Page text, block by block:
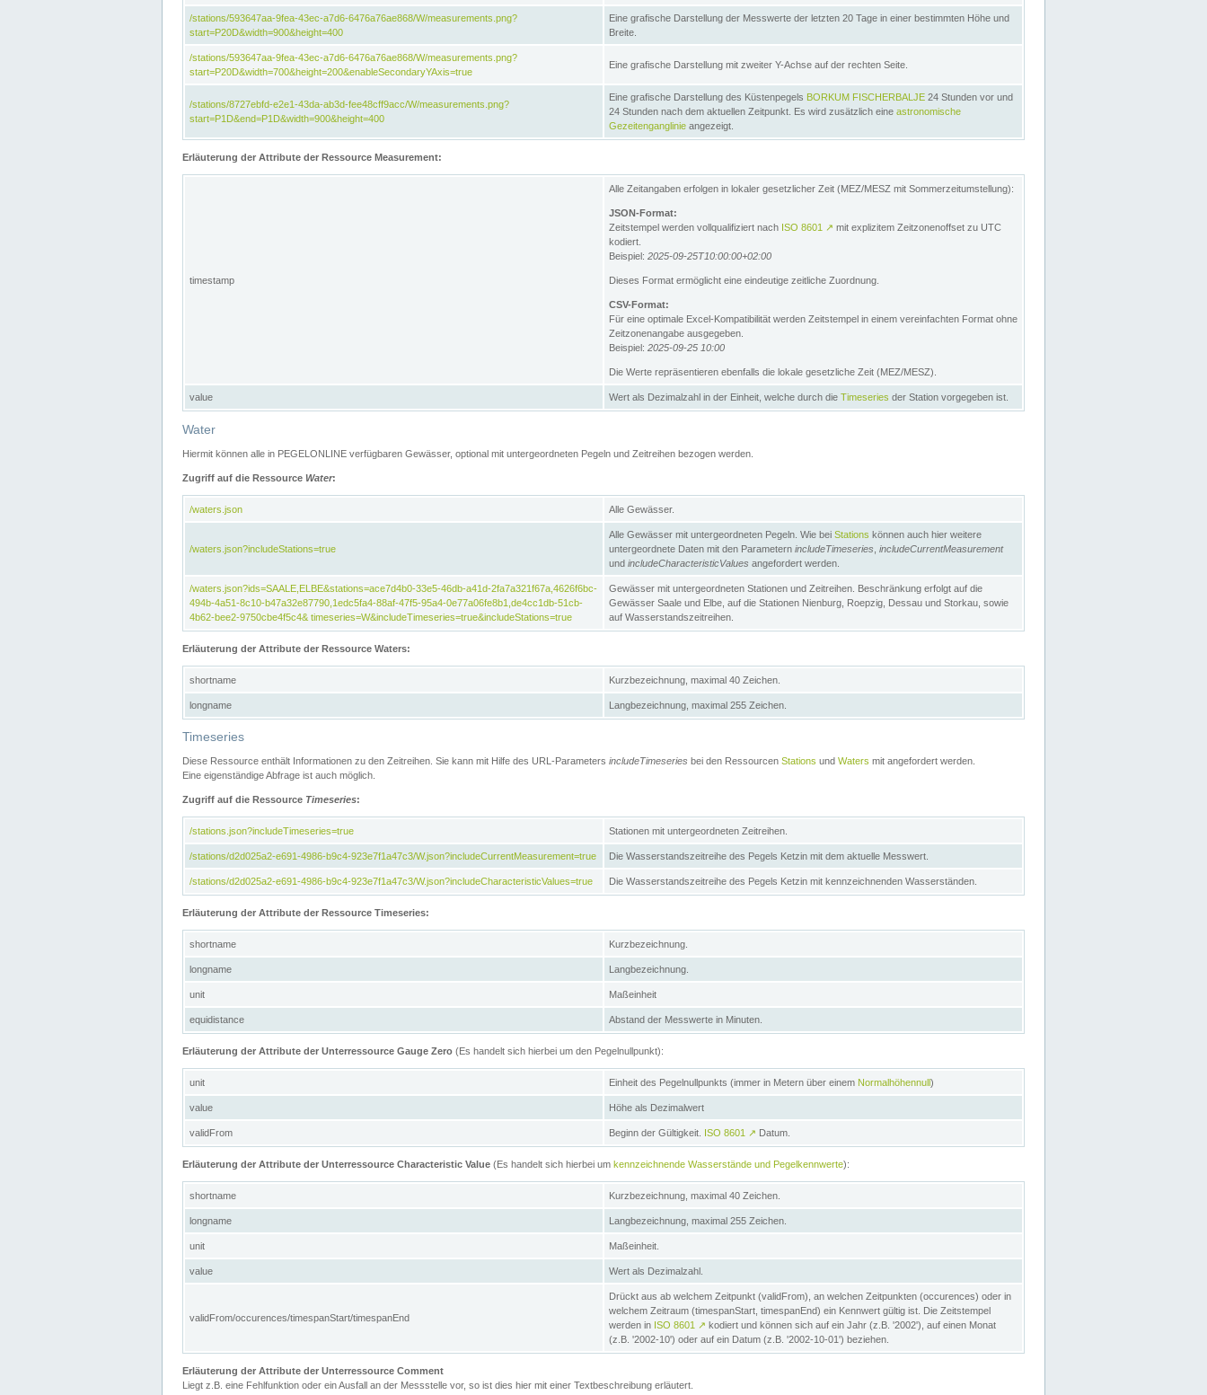
/stations/593647aa-9fea-43ec-a7d6-6476a76ae868/W/measurements.png?
start=P20D&width=900&height=400
Eine grafische Darstellung der Messwerte der letzten 20 Tage in einer bestimmten Höhe und
Breite.
/stations/593647aa-9fea-43ec-a7d6-6476a76ae868/W/measurements.png?
start=P20D&width=700&height=200&enableSecondaryYAxis=true
Eine grafische Darstellung mit zweiter Y-Achse auf der rechten Seite.
/stations/8727ebfd-e2e1-43da-ab3d-fee48cff9acc/W/measurements.png?
start=P1D&end=P1D&width=900&height=400
Eine grafische Darstellung des Küstenpegels BORKUM FISCHERBALJE 24 Stunden vor und
24 Stunden nach dem aktuellen Zeitpunkt. Es wird zusätzlich eine astronomische
Gezeitenganglinie angezeigt.
Erläuterung der Attribute der Ressource Measurement:
timestamp
Alle Zeitangaben erfolgen in lokaler gesetzlicher Zeit (MEZ/MESZ mit Sommerzeitumstellung):
JSON-Format:
Zeitstempel werden vollqualifiziert nach ISO 8601 ↗ mit explizitem Zeitzonenoffset zu UTC
kodiert.
Beispiel: 2025-09-25T10:00:00+02:00
Dieses Format ermöglicht eine eindeutige zeitliche Zuordnung.
CSV-Format:
Für eine optimale Excel-Kompatibilität werden Zeitstempel in einem vereinfachten Format ohne
Zeitzonenangabe ausgegeben.
Beispiel: 2025-09-25 10:00
Die Werte repräsentieren ebenfalls die lokale gesetzliche Zeit (MEZ/MESZ).
value Wert als Dezimalzahl in der Einheit, welche durch die Timeseries der Station vorgegeben ist.
Water
Hiermit können alle in PEGELONLINE verfügbaren Gewässer, optional mit untergeordneten Pegeln und Zeitreihen bezogen werden.
Zugriff auf die Ressource Water:
/waters.json Alle Gewässer.
/waters.json?includeStations=true
Alle Gewässer mit untergeordneten Pegeln. Wie bei Stations können auch hier weitere
untergeordnete Daten mit den Parametern includeTimeseries includeCurrentMeasurement
und includeCharacteristicValues angefordert werden.
/waters.json?ids=SAALE,ELBE&stations=ace7d4b0-33e5-46db-a41d-2fa7a321f67a,4626f6bc-
494b-4a51-8c10-b47a32e87790,1edc5fa4-88af-47f5-95a4-0e77a06fe8b1,de4cc1db-51cb-
4b62-bee2-9750cbe4f5c4& timeseries=W&includeTimeseries=true&includeStations=true
Gewässer mit untergeordneten Stationen und Zeitreihen. Beschränkung erfolgt auf die
Gewässer Saale und Elbe, auf die Stationen Nienburg, Roepzig, Dessau und Storkau, sowie
auf Wasserstandszeitreihen.
Erläuterung der Attribute der Ressource Waters:
shortname Kurzbezeichnung, maximal 40 Zeichen.
longname Langbezeichnung, maximal 255 Zeichen.
Timeseries
Diese Ressource enthält Informationen zu den Zeitreihen. Sie kann mit Hilfe des URL-Parameters includeTimeseries bei den Ressourcen Stations und Waters mit angefordert werden.
Eine eigenständige Abfrage ist auch möglich.
Zugriff auf die Ressource Timeseries:
/stations.json?includeTimeseries=true Stationen mit untergeordneten Zeitreihen.
/stations/d2d025a2-e691-4986-b9c4-923e7f1a47c3/W.json?includeCurrentMeasurement=true Die Wasserstandszeitreihe des Pegels Ketzin mit dem aktuelle Messwert.
/stations/d2d025a2-e691-4986-b9c4-923e7f1a47c3/W.json?includeCharacteristicValues=true Die Wasserstandszeitreihe des Pegels Ketzin mit kennzeichnenden Wasserständen.
Erläuterung der Attribute der Ressource Timeseries:
shortname Kurzbezeichnung.
longname Langbezeichnung.
unit Maßeinheit
equidistance Abstand der Messwerte in Minuten.
Erläuterung der Attribute der Unterressource Gauge Zero (Es handelt sich hierbei um den Pegelnullpunkt):
unit Einheit des Pegelnullpunkts (immer in Metern über einem Normalhöhennull )
value Höhe als Dezimalwert
validFrom Beginn der Gültigkeit. ISO 8601 ↗ Datum.
Erläuterung der Attribute der Unterressource Characteristic Value (Es handelt sich hierbei um kennzeichnende Wasserstände und Pegelkennwerte):
shortname Kurzbezeichnung, maximal 40 Zeichen.
longname Langbezeichnung, maximal 255 Zeichen.
unit Maßeinheit.
value Wert als Dezimalzahl.
validFrom/occurences/timespanStart/timespanEnd
Drückt aus ab welchem Zeitpunkt (validFrom), an welchen Zeitpunkten (occurences) oder in
welchem Zeitraum (timespanStart, timespanEnd) ein Kennwert gültig ist. Die Zeitstempel
werden in ISO 8601 ↗ kodiert und können sich auf ein Jahr (z.B. '2002'), auf einen Monat
(z.B. '2002-10') oder auf ein Datum (z.B. '2002-10-01') beziehen.
Erläuterung der Attribute der Unterressource Comment
Liegt z.B. eine Fehlfunktion oder ein Ausfall an der Messstelle vor, so ist dies hier mit einer Textbeschreibung erläutert.